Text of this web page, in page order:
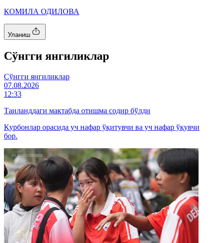
КОМИЛА ОДИЛОВА
Уланиш
Cўнгги янгиликлар
Cўнгги янгиликлар
07.08.2026
12:33
Таиланддаги мактабда отишма содир бўлди
Қурбонлар орасида уч нафар ўқитувчи ва уч нафар ўқувчи
бор.